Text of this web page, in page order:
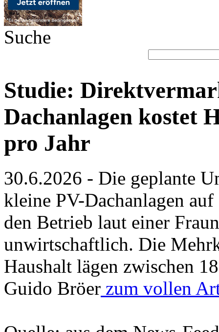
Suche
Studie:
Dachanlagen kostet
pro Jahr
30.6.2026 - Die geplante
kleine PV-Dachanlagen
den Betrieb laut einer
unwirtschaftlich. Die
Haushalt lägen zwischen
Guido Bröer zum vollen